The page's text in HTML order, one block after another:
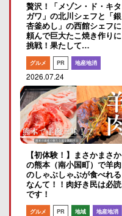
贅沢！「メゾン・ド・キタ
ガワ」の北川シェフと「銀
杏釜めし」の西館シェフに
頼んで巨大たこ焼き作りに
挑戦！果たして…
グルメ PR 地産地消
2026.07.24
【初体験！】まさかまさか
の熊本（南小国町）で羊肉
のしゃぶしゃぶが食べれる
なんて！！肉好き民は必読
です！
グルメ PR 地域 地産地消